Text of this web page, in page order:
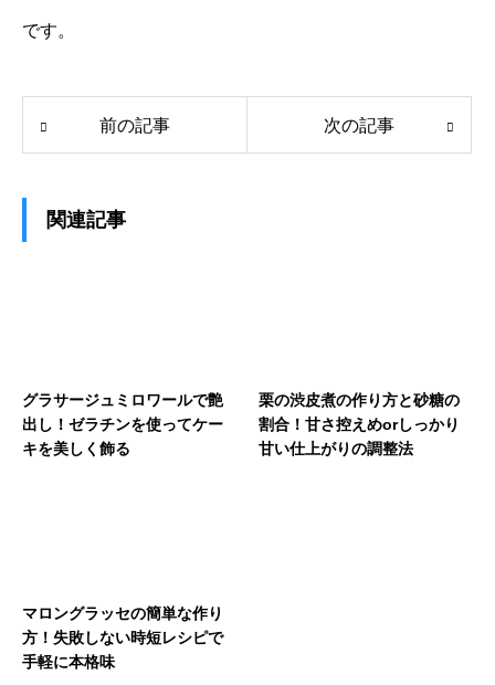
です。
前の記事 次の記事
関連記事
グラサージュミロワールで艶
出し！ゼラチンを使ってケー
キを美しく飾る
栗の渋皮煮の作り方と砂糖の
割合！甘さ控えめorしっかり
甘い仕上がりの調整法
マロングラッセの簡単な作り
方！失敗しない時短レシピで
手軽に本格味